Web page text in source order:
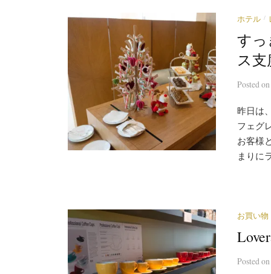
ホテル /
すっ
ス支
Posted on
昨日は
フェグ
お客様
まりに
お買い物
Posted on